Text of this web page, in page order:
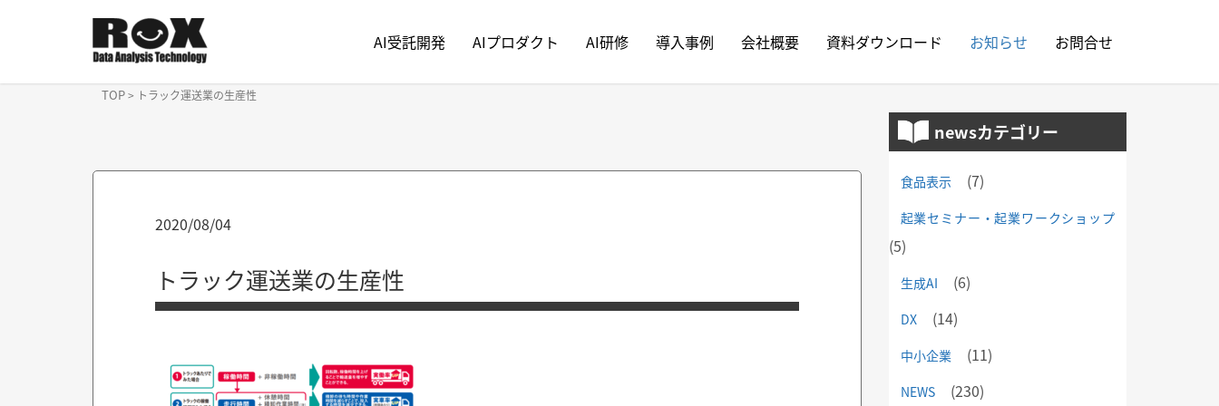
AI受託開発 AIプロダクト AI研修 導入事例 会社概要 資料ダウンロード お知らせ お問合せ
TOP> トラック運送業の生産性
2020/08/04
トラック運送業の生産性
newsカテゴリー
食品表示 (7)
起業セミナー・起業ワークショップ
(5)
生成AI (6)
DX (14)
中小企業 (11)
NEWS (230)